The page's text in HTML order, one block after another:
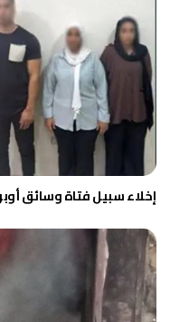
إخلاء سبيل فتاة وسائق أوبر بكفالة